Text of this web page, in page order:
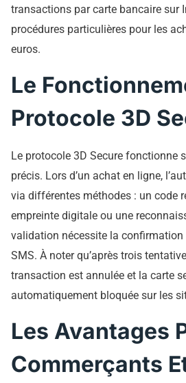
transactions par carte bancaire sur
procédures particulières pour les
euros.
Le
Protocole 3D
Le protocole 3D Secure fonctionne
précis. Lors d’un achat en ligne,
via différentes méthodes : un code
empreinte digitale ou une
validation nécessite la confirmation
SMS. À noter qu’après trois
transaction est annulée et la carte
automatiquement bloquée sur les
Les Avantages
Commerçants